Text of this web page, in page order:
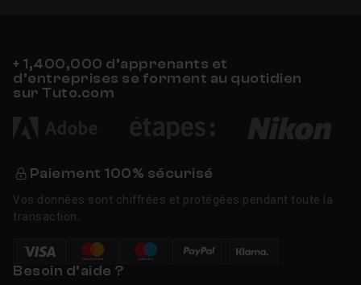
+ 1,400,000 d’apprenants et
d’entreprises se forment au quotidien
sur Tuto.com
Paiement 100% sécurisé
Vos données sont chiffrées et protégées pendant toute la
transaction.
Besoin d’aide ?